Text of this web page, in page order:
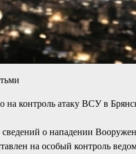
о нападении
на особый контроль